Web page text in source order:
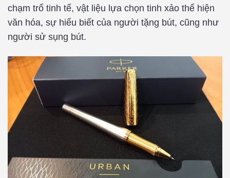
chạm trổ tinh tế, vật liệu lựa chọn tinh xảo thể hiện
văn hóa, sự hiểu biết của người tặng bút, cũng như
người sử sụng bút.